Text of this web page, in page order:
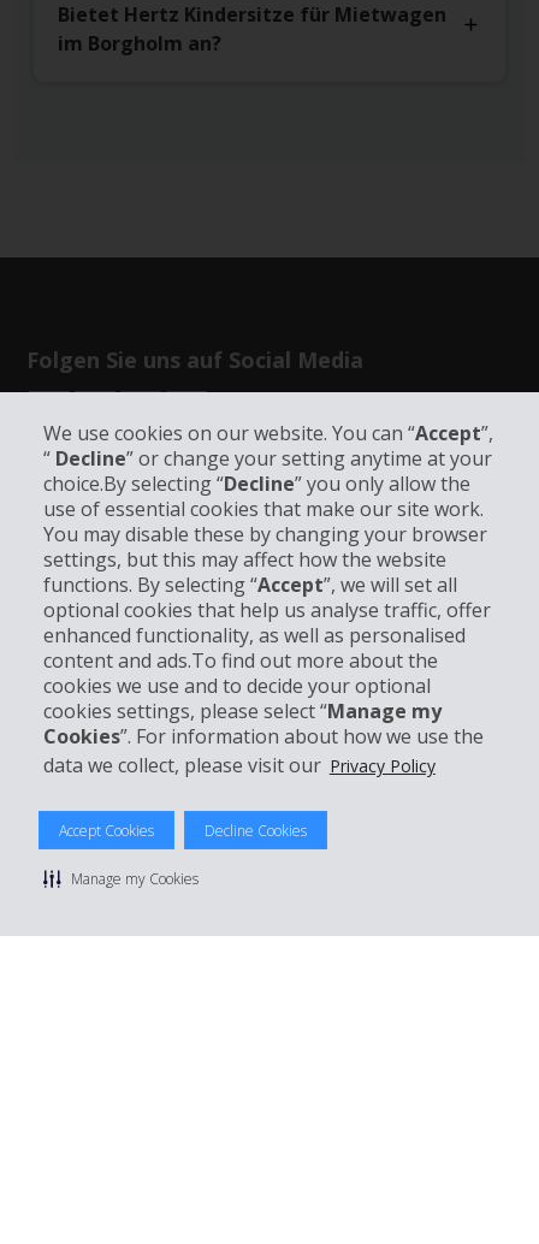
We use cookies on our website. You can “Accept”,
“ Decline” or change your setting anytime at your
choice.By selecting “Decline” you only allow the
use of essential cookies that make our site work.
You may disable these by changing your browser
settings, but this may affect how the website
functions. By selecting “Accept”, we will set all
optional cookies that help us analyse traffic, offer
enhanced functionality, as well as personalised
content and ads.To find out more about the
cookies we use and to decide your optional
cookies settings, please select “Manage my
Cookies”. For information about how we use the
data we collect, please visit our Privacy Policy
Accept Cookies Decline Cookies
Manage my Cookies
Bietet Hertz Kindersitze für Mietwagen
im Borgholm an?
Folgen Sie uns auf Social Media
Unternehmensinformation
Partner
Kundenservice
Mieten bei Hertz
© 2026 The Hertz System, Inc.
Datenschutzrichtlinie
Sitemap Cookies verwalten